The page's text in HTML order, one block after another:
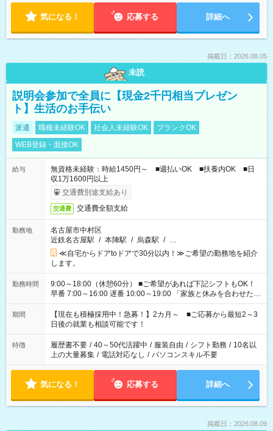
気になる！ 応募する 詳細へ
掲載日：2026.08.05
未読
説明会参加で全員に【現金2千円相当プレゼン
ト】生活のお手伝い
派遣 職種未経験OK 社会人未経験OK
ブランクOK
WEB登録・面接OK
給与
無資格未経験：時給1450円～ ■週払いOK ■扶養内OK ■日
収1万1600円以上
交通費別途支給あり
交通費 交通費全額支給
勤務地
名古屋市中村区
近鉄名古屋駅 / 本陣駅 / 烏森駅 / …
≪自宅からドアtoドアで30分以内！≫ご希望の勤務地を紹介
します。
勤務時間
9:00～18:00（休憩60分） ■ご希望があれば下記シフトもOK！
早番 7:00～16:00 遅番 10:00～19:00 「家族と休みを合わせた
い」 「余裕を持って夕飯の準備がしたい」 「できれば残業はし
たくない」 など、ご希望を教えてくださいね。 ※Wワーク希望
の方へ 今ご覧のお仕事で希望する勤務時間と、もう1つのお仕事
の勤務時間。 合計で週40時間を超える場合は応募できません。
期間
【現在も積極採用中！急募！】2カ月～ ■ご応募から最短2～3
日後の就業も相談可能です！
特徴 履歴書不要 / 40～50代活躍中 / 服装自由 / シフト勤務 / 10名以
上の大量募集 / 電話対応なし / パソコンスキル不要
気になる！ 応募する 詳細へ
掲載日：2026.08.09